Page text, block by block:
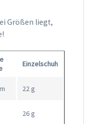
Größen liegt,
Einzelschuh
22 g
26 g